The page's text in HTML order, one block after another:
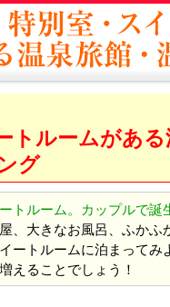
トルームがあ
グ
トルーム。カップルで
、大きなお風呂、ふか
ートルームに泊まって
えることでしょう！